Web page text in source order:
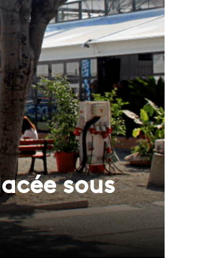
sous